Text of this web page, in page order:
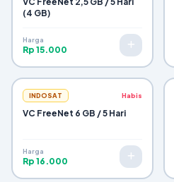
(4 GB)
Harga
Rp 15.000
INDOSAT Habis
VC FreeNet 6 GB / 5 Hari
Harga
Rp 16.000